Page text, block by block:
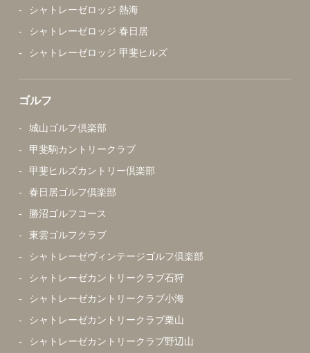
シャトレーゼロッジ 熱海
シャトレーゼロッジ 春日居
シャトレーゼロッジ 甲斐ヒルズ
ゴルフ
城山ゴルフ倶楽部
甲斐駒カントリークラブ
甲斐ヒルズカントリー倶楽部
春日居ゴルフ倶楽部
勝沼ゴルフコース
東雲ゴルフクラブ
シャトレーゼヴィンテージゴルフ倶楽部
シャトレーゼカントリークラブ石狩
シャトレーゼカントリークラブ小海
シャトレーゼカントリークラブ栗山
シャトレーゼカントリークラブ野辺山